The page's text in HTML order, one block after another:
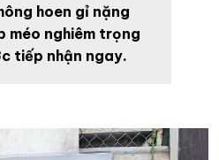
hoen gỉ nặng
méo nghiêm trọng
tiếp nhận ngay.